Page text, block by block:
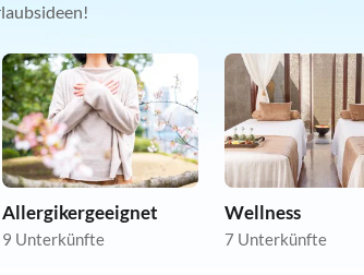
Allergikergeeignet
9 Unterkünfte
Wellness
7 Unterkünfte